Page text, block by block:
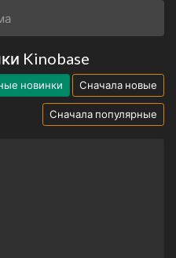
Kinobase
новинки Сначала новые
Сначала популярные